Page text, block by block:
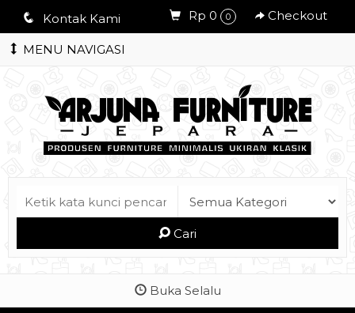
q Kontak Kami Rp 0 0 Checkout
MENU NAVIGASI
Cari
Buka Selalu